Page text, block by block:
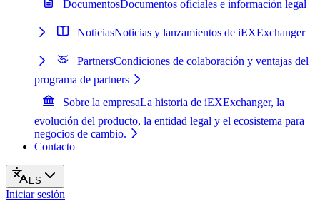
DocumentosDocumentos oficiales e información legal
NoticiasNoticias y lanzamientos de iEXExchanger
PartnersCondiciones de colaboración y ventajas del
programa de partners
Sobre la empresaLa historia de iEXExchanger, la
evolución del producto, la entidad legal y el ecosistema para
negocios de cambio.
Contacto
ES
Iniciar sesión